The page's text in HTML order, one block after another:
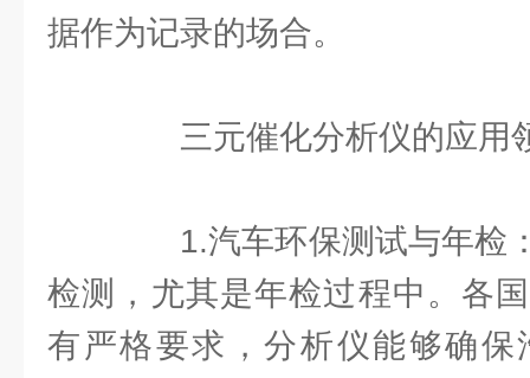
据作为记录的场合。
三元催化分析仪的应用
1.汽车环保测试与年检
检测，尤其是年检过程中。各
有严格要求，分析仪能够确保